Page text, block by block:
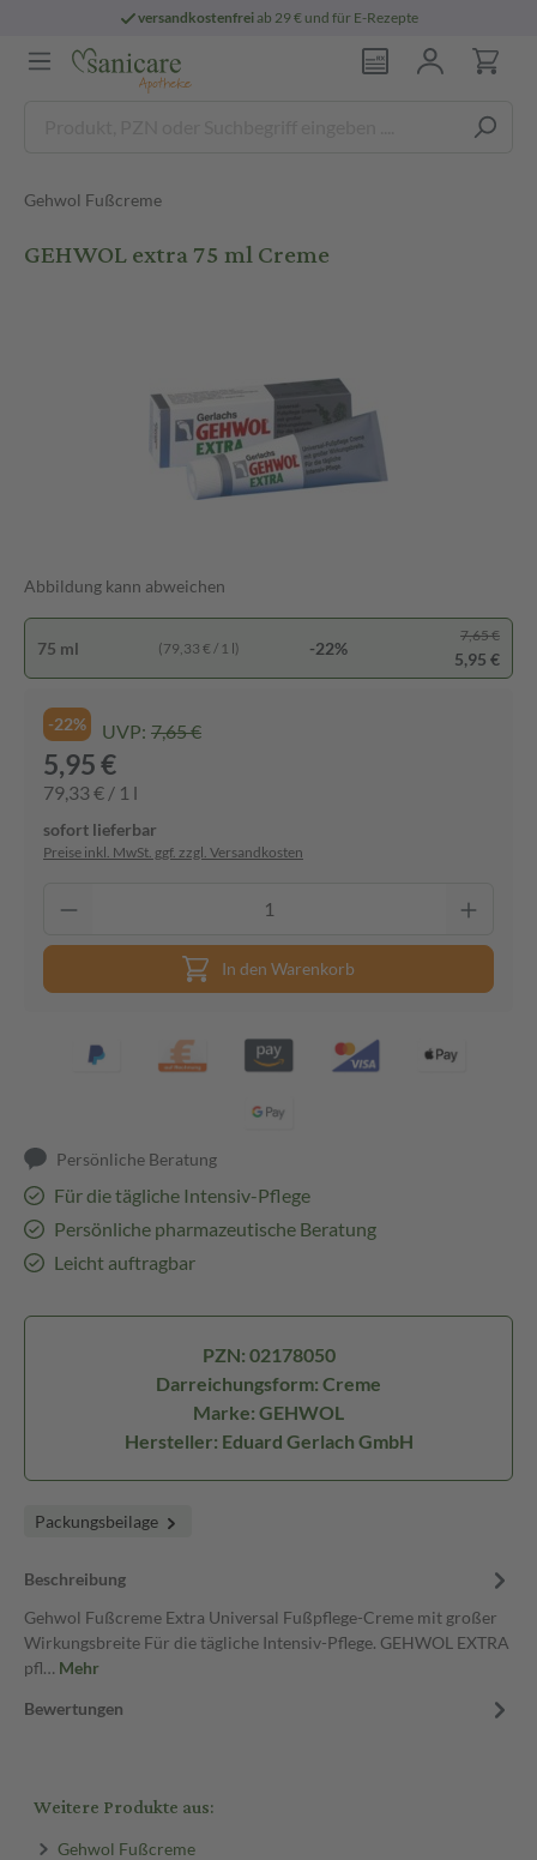
versandkostenfreiab 29 € und für E-Rezepte
Gehwol Fußcreme
GEHWOL extra 75 ml Creme
Abbildung kann abweichen
75 ml (79,33 € / 1 l) -22%
7,65 €
5,95 €
-22% UVP: 7,65 €
5,95 €
79,33 € / 1 l
sofort lieferbar
Preise inkl. MwSt. ggf. zzgl. Versandkosten
In den Warenkorb
Persönliche Beratung
Für die tägliche Intensiv-Pflege
Persönliche pharmazeutische Beratung
Leicht auftragbar
PZN: 02178050
Darreichungsform: Creme
Marke: GEHWOL
Hersteller: Eduard Gerlach GmbH
Packungsbeilage
Beschreibung
Gehwol Fußcreme Extra Universal Fußpflege-Creme mit großer
Wirkungsbreite Für die tägliche Intensiv-Pflege. GEHWOL EXTRA
pfl… Mehr
Bewertungen
Weitere Produkte aus:
Gehwol Fußcreme